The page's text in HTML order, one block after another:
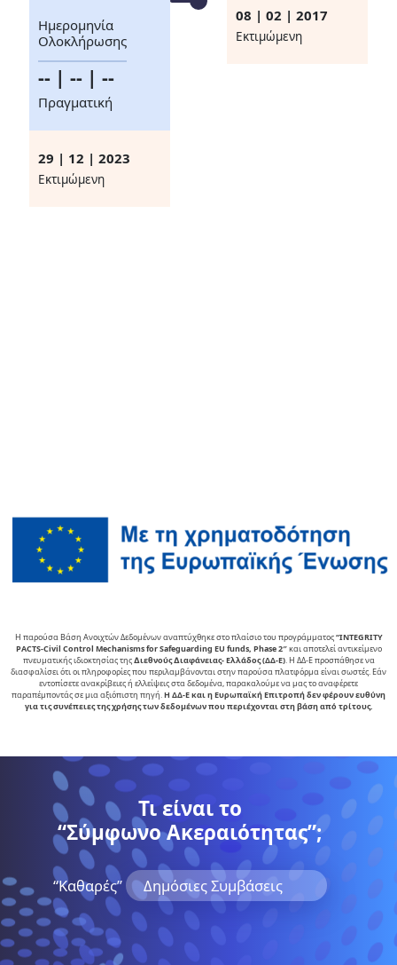
08 | 02 | 2017
Eκτιμώμενη
Ημερομηνία
Ολοκλήρωσης
-- | -- | --
Πραγματική
29 | 12 | 2023
Eκτιμώμενη
Η παρούσα Βάση Ανοιχτών Δεδομένων αναπτύχθηκε στο πλαίσιο του προγράμματος“INTEGRITY
PACTS-Civil Control Mechanisms for Safeguarding EU funds, Phase 2″και αποτελεί αντικείµενο
πνευµατικής ιδιοκτησίας της∆ιεθνούς ∆ιαφάνειας- Ελλάδος (ΔΔ-Ε). Η ΔΔ-Ε προσπάθησε να
διασφαλίσει ότι οι πληροφορίες που περιλαμβάνονται στην παρούσα πλατφόρμα είναι σωστές. Εάν
εντοπίσετε ανακρίβειες ή ελλείψεις στα δεδομένα, παρακαλούμε να μας το αναφέρετε
παραπέμποντάς σε μια αξιόπιστη πηγή.Η ΔΔ-Ε και η Ευρωπαϊκή Επιτροπή δεν φέρουν ευθύνη
για τις συνέπειες της χρήσης των δεδομένων που περιέχονται στη βάση από τρίτους.
Τι είναι το
“Σύμφωνο Ακεραιότητας”;
“Kαθαρές” Δημόσιες Συμβάσεις